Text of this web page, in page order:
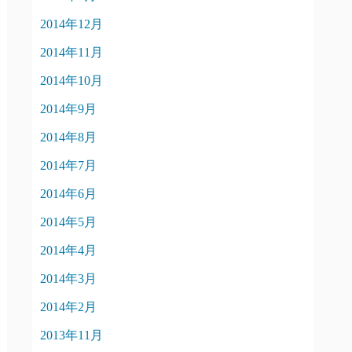
2014年12月
2014年11月
2014年10月
2014年9月
2014年8月
2014年7月
2014年6月
2014年5月
2014年4月
2014年3月
2014年2月
2013年11月